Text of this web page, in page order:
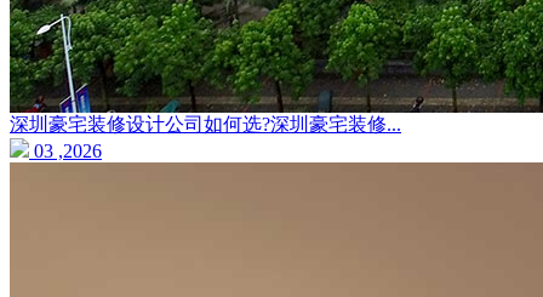
深圳豪宅装修设计公司如何选?深圳豪宅装修...
03 ,2026